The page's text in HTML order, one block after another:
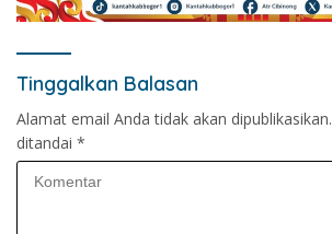
Tinggalkan Balasan
Alamat email Anda tidak akan dipublikasikan.
ditandai *